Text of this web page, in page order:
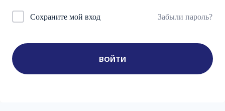
Сохраните мой вход Забыли пароль?
ВОЙТИ